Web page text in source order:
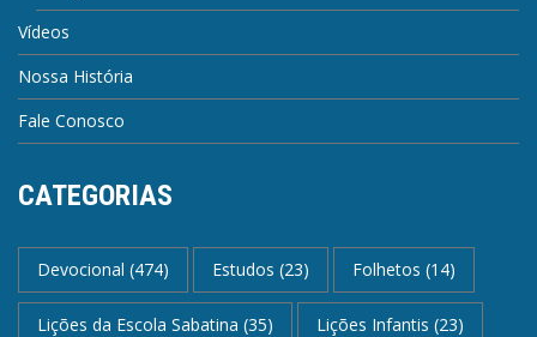
Vídeos
Nossa História
Fale Conosco
CATEGORIAS
Devocional (474) Estudos (23) Folhetos (14)
Lições da Escola Sabatina (35) Lições Infantis (23)